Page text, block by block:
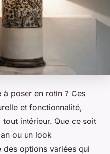
à poser en rotin ? Ces
et fonctionnalité,
intérieur. Que ce soit
ou un look
options variées qui